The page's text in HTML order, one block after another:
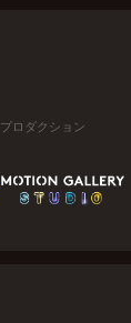
プロダクション